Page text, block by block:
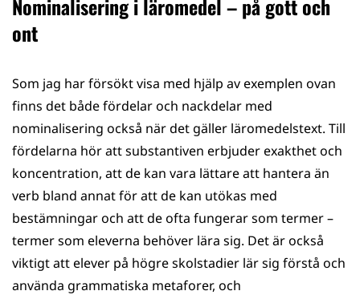
Nominalisering i läromedel – på gott och
ont
Som jag har försökt visa med hjälp av exemplen ovan
finns det både fördelar och nackdelar med
nominalisering också när det gäller läromedelstext. Till
fördelarna hör att substantiven erbjuder exakthet och
koncentration, att de kan vara lättare att hantera än
verb bland annat för att de kan utökas med
bestämningar och att de ofta fungerar som termer –
termer som eleverna behöver lära sig. Det är också
viktigt att elever på högre skolstadier lär sig förstå och
använda grammatiska metaforer, och